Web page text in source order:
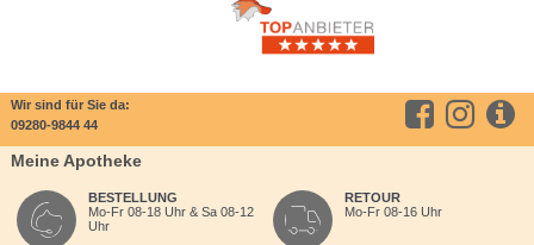
Wir sind für Sie da:
09280-9844 44
Meine Apotheke
BESTELLUNG
Mo-Fr 08-18 Uhr & Sa 08-12
Uhr
RETOUR
Mo-Fr 08-16 Uhr